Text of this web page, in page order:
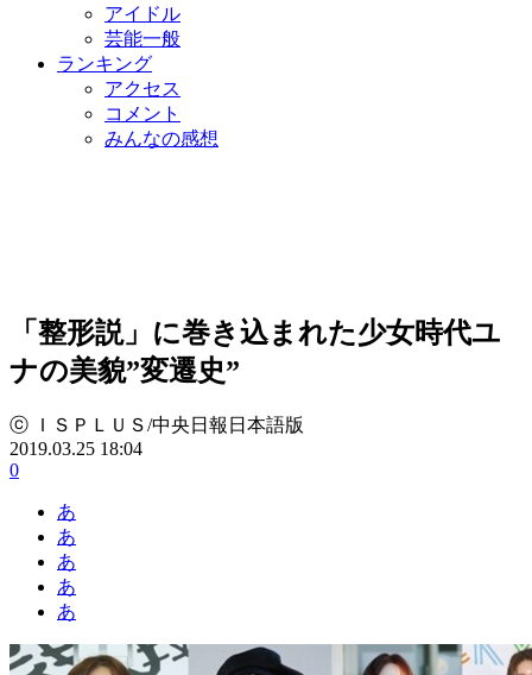
アイドル
芸能一般
ランキング
アクセス
コメント
みんなの感想
「整形説」に巻き込まれた少女時代ユ
ナの美貌”変遷史”
ⓒ ＩＳＰＬＵＳ/中央日報日本語版
2019.03.25 18:04
0
あ
あ
あ
あ
あ